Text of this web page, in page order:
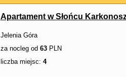
Apartament w Słońcu
Jelenia Góra
za nocleg od 63PLN
liczba miejsc: 4